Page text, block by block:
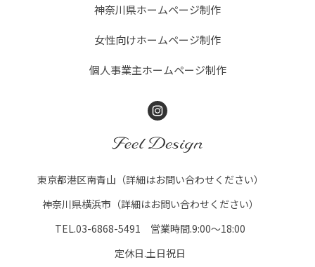
神奈川県ホームページ制作
女性向けホームページ制作
個人事業主ホームページ制作
東京都港区南青山（詳細はお問い合わせください）
神奈川県横浜市（詳細はお問い合わせください）
TEL.03-6868-5491 営業時間.9:00～18:00
定休日.土日祝日